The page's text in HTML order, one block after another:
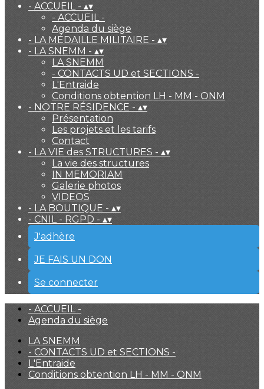
- ACCUEIL - ▴▾
- ACCUEIL -
Agenda du siège
- LA MÉDAILLE MILITAIRE - ▴▾
- LA SNEMM - ▴▾
LA SNEMM
- CONTACTS UD et SECTIONS -
L'Entraide
Conditions obtention LH - MM - ONM
- NOTRE RÉSIDENCE - ▴▾
Présentation
Les projets et les tarifs
Contact
- LA VIE des STRUCTURES - ▴▾
La vie des structures
IN MEMORIAM
Galerie photos
VIDEOS
- LA BOUTIQUE - ▴▾
- CNIL - RGPD - ▴▾
J'adhère
JE FAIS UN DON
Se connecter
- ACCUEIL -
Agenda du siège
LA SNEMM
- CONTACTS UD et SECTIONS -
L'Entraide
Conditions obtention LH - MM - ONM